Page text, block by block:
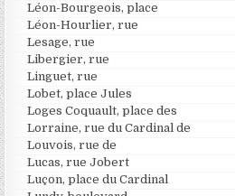
Léon-Bourgeois, place
Léon-Hourlier, rue
Lesage, rue
Libergier, rue
Linguet, rue
Lobet, place Jules
Loges Coquault, place des
Lorraine, rue du Cardinal de
Louvois, rue de
Lucas, rue Jobert
Luçon, place du Cardinal